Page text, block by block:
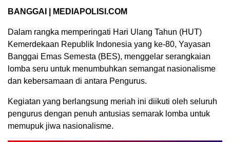
BANGGAI | MEDIAPOLISI.COM
Dalam rangka memperingati Hari Ulang Tahun (HUT)
Kemerdekaan Republik Indonesia yang ke-80, Yayasan
Banggai Emas Semesta (BES), menggelar serangkaian
lomba seru untuk menumbuhkan semangat nasionalisme
dan kebersamaan di antara Pengurus.
Kegiatan yang berlangsung meriah ini diikuti oleh seluruh
pengurus dengan penuh antusias semarak lomba untuk
memupuk jiwa nasionalisme.